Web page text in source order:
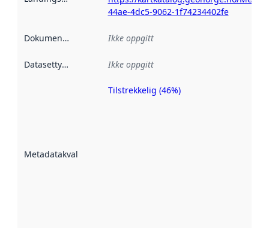
44ae-4dc5-9062-1f74234402fe
Dokumentasjon Ikke oppgitt
Datasettype Ikke oppgitt
Metadatakvalitet
Metadatakvalitet
Tilstrekkelig (46%)